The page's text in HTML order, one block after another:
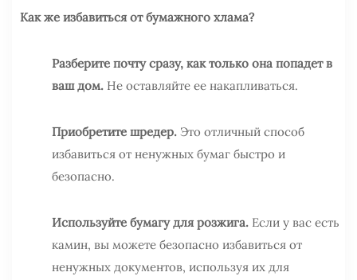
Как же избавиться от бумажного хлама?
Разберите почту сразу, как только она попадет в
ваш дом. Не оставляйте ее накапливаться.
Приобретите шредер. Это отличный способ
избавиться от ненужных бумаг быстро и
безопасно.
Используйте бумагу для розжига. Если у вас есть
камин, вы можете безопасно избавиться от
ненужных документов, используя их для